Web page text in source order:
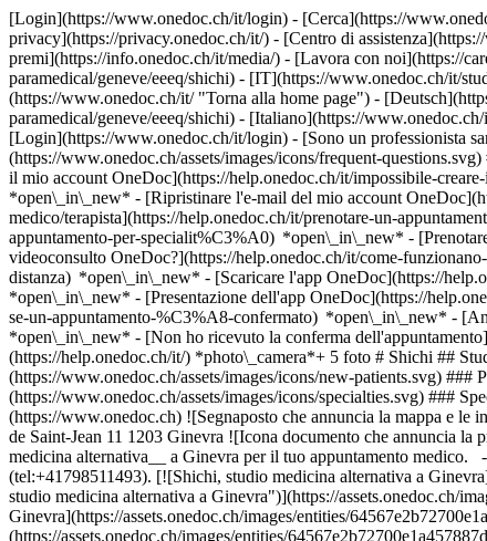
[Login](https://www.onedoc.ch/it/login) - [Cerca](https://
privacy](https://privacy.onedoc.ch/it/) - [Centro di
premi](https://info.onedoc.ch/it/media/) - [Lavora con noi](https://
paramedical/geneve/eeeq/shichi) - [IT](https://www.onedoc.ch/it/
(https://www.onedoc.ch/it/ "Torna alla home page") -
paramedical/geneve/eeeq/shichi) - [Italiano](https://
[Login](https://www.onedoc.ch/it/login) - [Sono un professionista
(https://www.onedoc.ch/assets/images/icons/frequent-
il mio account OneDoc](https://help.onedoc.ch/it/impossibile-
*open\_in\_new* - [Ripristinare l'e-mail del mio account
medico/terapista](https://help.onedoc.ch/it/prenotare-un-
appuntamento-per-specialit%C3%A0) *open\_in\_new* -
videoconsulto OneDoc?](https://help.onedoc.ch/it/come-
distanza) *open\_in\_new* - [Scaricare l'app OneDoc](https://
*open\_in\_new* - [Presentazione dell'app OneDoc](https://